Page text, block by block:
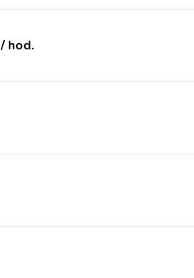
hod.